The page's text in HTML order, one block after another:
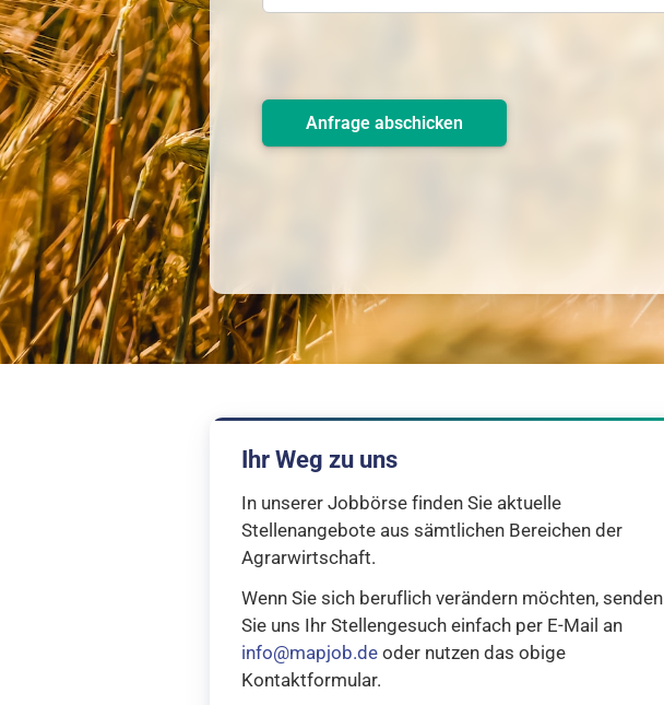
Ihr Weg zu uns
In unserer Jobbörse finden Sie aktuelle
Stellenangebote aus sämtlichen Bereichen der
Agrarwirtschaft.
Wenn Sie sich beruflich verändern möchten, senden
Sie uns Ihr Stellengesuch einfach per E-Mail an
info@mapjob.de oder nutzen das obige
Kontaktformular.